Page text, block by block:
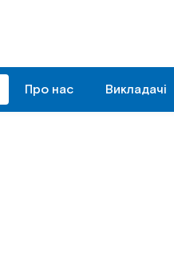
Про нас Викладачі